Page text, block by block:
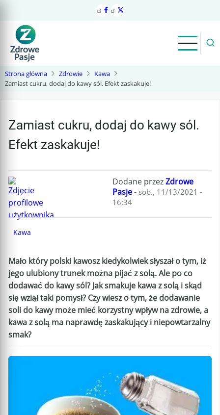
treści
Strona główna Zdrowie
Kawa
Zamiast cukru, dodaj do kawy sól. Efekt zaskakuje!
Zamiast cukru, dodaj do kawy sól.
Efekt zaskakuje!
Dodane przezZdrowe
Pasje- sob., 11/13/2021 -
16:34
Kawa
Mało który polski kawosz kiedykolwiek słyszał o tym, iż
jego ulubiony trunek można pijać z solą. Ale po co
dodawać do kawy sól? Jak smakuje kawa z solą i skąd
się wziął taki pomysł? Czy wiesz o tym, że dodawanie
soli do kawy może mieć korzystny wpływ na zdrowie, a
kawa z solą ma naprawdę zaskakujący i niepowtarzalny
smak?